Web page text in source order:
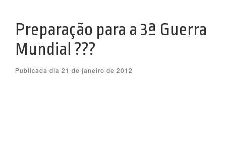
Preparação para a 3ª Guerra
Mundial ???
Publicada dia 21 de janeiro de 2012